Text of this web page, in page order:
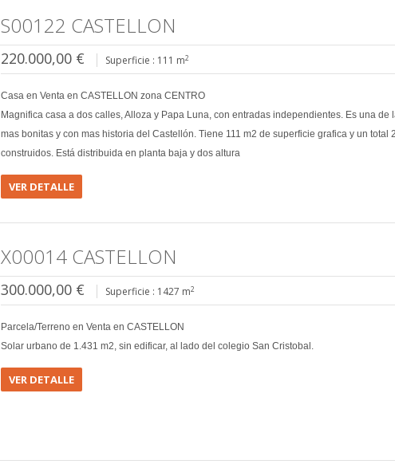
S00122 CASTELLON
220.000,00 € Superficie : 111 m2
Casa en Venta en CASTELLON zona CENTRO
Magnifica casa a dos calles, Alloza y Papa Luna, con entradas independientes. Es una de
mas bonitas y con mas historia del Castellón. Tiene 111 m2 de superficie grafica y un total
construidos. Está distribuida en planta baja y dos altura
VER DETALLE
X00014 CASTELLON
300.000,00 € Superficie : 1427 m2
Parcela/Terreno en Venta en CASTELLON
Solar urbano de 1.431 m2, sin edificar, al lado del colegio San Cristobal.
VER DETALLE